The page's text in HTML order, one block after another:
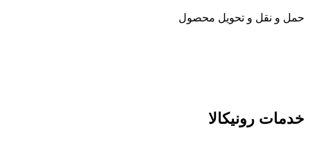
حمل و نقل و تحویل محصول
خدمات رونیکالا